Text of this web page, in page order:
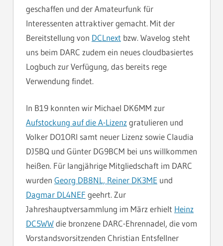
geschaffen und der Amateurfunk für
Interessenten attraktiver gemacht. Mit der
Bereitstellung von DCLnext bzw. Wavelog steht
uns beim DARC zudem ein neues cloudbasiertes
Logbuch zur Verfügung, das bereits rege
Verwendung findet.
In B19 konnten wir Michael DK6MM zur
Aufstockung auf die A-Lizenzgratulieren und
Volker DO1ORI samt neuer Lizenz sowie Claudia
DJ5BQ und Günter DG9BCM bei uns willkommen
heißen. Für langjährige Mitgliedschaft im DARC
wurden Georg DB8NL, Reiner DK3ME und
Dagmar DL4NEF geehrt. Zur
Jahreshauptversammlung im März erhielt Heinz
DC5WWdie bronzene DARC-Ehrennadel, die vom
Vorstandsvorsitzenden Christian Entsfellner